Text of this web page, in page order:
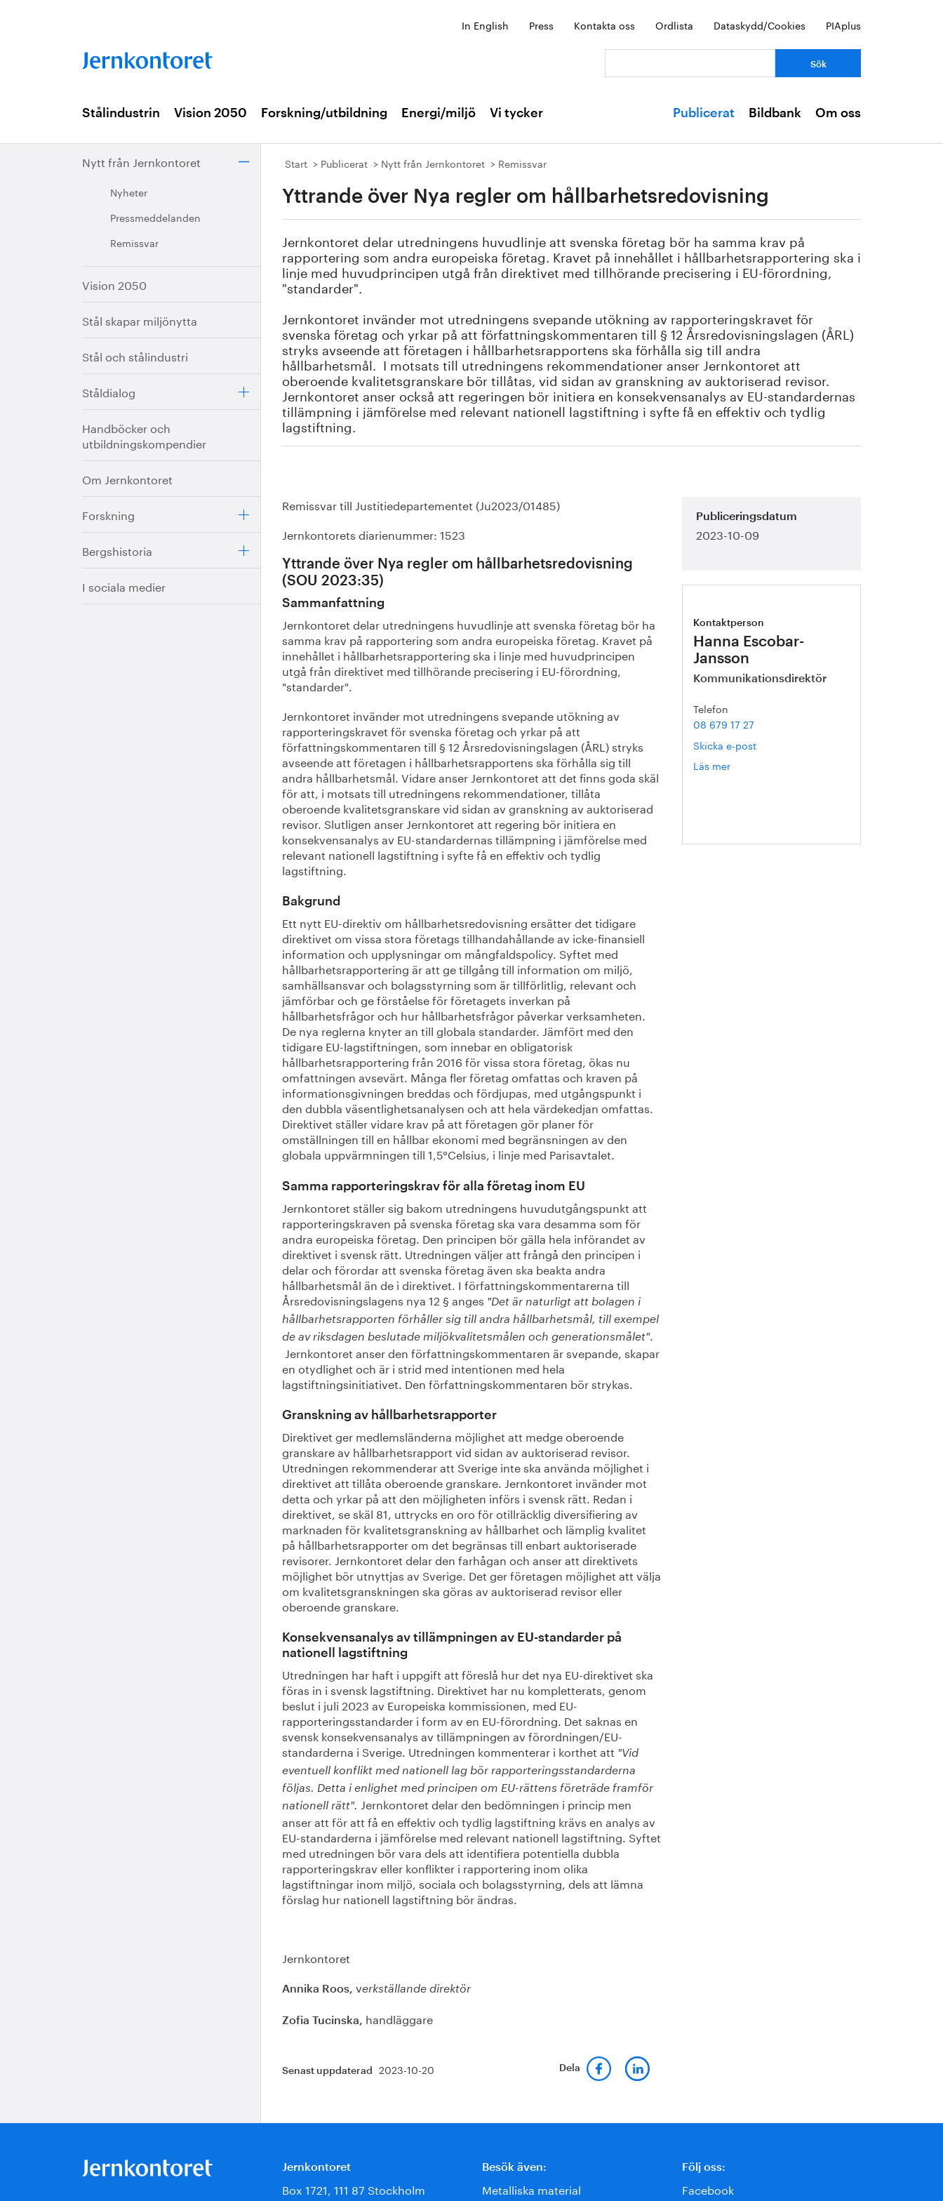
In English Press Kontakta oss Ordlista Dataskydd/Cookies PIAplus
Stålindustrin Vision 2050 Forskning/utbildning Energi/miljö Vi tycker Publicerat Bildbank Om oss
Nytt från Jernkontoret
Nyheter
Pressmeddelanden
Remissvar
Vision 2050
Stål skapar miljönytta
Stål och stålindustri
Ståldialog
Handböcker och
utbildningskompendier
Om Jernkontoret
Forskning
Bergshistoria
I sociala medier
Start Publicerat Nytt från Jernkontoret Remissvar
Yttrande över Nya regler om hållbarhetsredovisning
Jernkontoret delar utredningens huvudlinje att svenska företag bör ha samma krav på
rapportering som andra europeiska företag. Kravet på innehållet i hållbarhetsrapportering ska i
linje med huvudprincipen utgå från direktivet med tillhörande precisering i EU-förordning,
"standarder".
Jernkontoret invänder mot utredningens svepande utökning av rapporteringskravet för
svenska företag och yrkar på att författningskommentaren till § 12 Årsredovisningslagen (ÅRL)
stryks avseende att företagen i hållbarhetsrapportens ska förhålla sig till andra
hållbarhetsmål. I motsats till utredningens rekommendationer anser Jernkontoret att
oberoende kvalitetsgranskare bör tillåtas, vid sidan av granskning av auktoriserad revisor.
Jernkontoret anser också att regeringen bör initiera en konsekvensanalys av EU-standardernas
tillämpning i jämförelse med relevant nationell lagstiftning i syfte få en effektiv och tydlig
lagstiftning.
Remissvar till Justitiedepartementet (Ju2023/01485)
Jernkontorets diarienummer: 1523
Yttrande över Nya regler om hållbarhetsredovisning
(SOU 2023:35)
Sammanfattning
Jernkontoret delar utredningens huvudlinje att svenska företag bör ha
samma krav på rapportering som andra europeiska företag. Kravet på
innehållet i hållbarhetsrapportering ska i linje med huvudprincipen
utgå från direktivet med tillhörande precisering i EU-förordning,
"standarder".
Jernkontoret invänder mot utredningens svepande utökning av
rapporteringskravet för svenska företag och yrkar på att
författningskommentaren till § 12 Årsredovisningslagen (ÅRL) stryks
avseende att företagen i hållbarhetsrapportens ska förhålla sig till
andra hållbarhetsmål. Vidare anser Jernkontoret att det finns goda skäl
för att, i motsats till utredningens rekommendationer, tillåta
oberoende kvalitetsgranskare vid sidan av granskning av auktoriserad
revisor. Slutligen anser Jernkontoret att regering bör initiera en
konsekvensanalys av EU-standardernas tillämpning i jämförelse med
relevant nationell lagstiftning i syfte få en effektiv och tydlig
lagstiftning.
Bakgrund
Ett nytt EU-direktiv om hållbarhetsredovisning ersätter det tidigare
direktivet om vissa stora företags tillhandahållande av icke-finansiell
information och upplysningar om mångfaldspolicy. Syftet med
hållbarhetsrapportering är att ge tillgång till information om miljö,
samhällsansvar och bolagsstyrning som är tillförlitlig, relevant och
jämförbar och ge förståelse för företagets inverkan på
hållbarhetsfrågor och hur hållbarhetsfrågor påverkar verksamheten.
De nya reglerna knyter an till globala standarder. Jämfört med den
tidigare EU-lagstiftningen, som innebar en obligatorisk
hållbarhetsrapportering från 2016 för vissa stora företag, ökas nu
omfattningen avsevärt. Många fler företag omfattas och kraven på
informationsgivningen breddas och fördjupas, med utgångspunkt i
den dubbla väsentlighetsanalysen och att hela värdekedjan omfattas.
Direktivet ställer vidare krav på att företagen gör planer för
omställningen till en hållbar ekonomi med begränsningen av den
globala uppvärmningen till 1,5°Celsius, i linje med Parisavtalet.
Samma rapporteringskrav för alla företag inom EU
Jernkontoret ställer sig bakom utredningens huvudutgångspunkt att
rapporteringskraven på svenska företag ska vara desamma som för
andra europeiska företag. Den principen bör gälla hela införandet av
direktivet i svensk rätt. Utredningen väljer att frångå den principen i
delar och förordar att svenska företag även ska beakta andra
hållbarhetsmål än de i direktivet. I författningskommentarerna till
Årsredovisningslagens nya 12 § anges "Det är naturligt att bolagen i
hållbarhetsrapporten förhåller sig till andra hållbarhetsmål, till exempel
de av riksdagen beslutade miljökvalitetsmålen och generationsmålet".
Jernkontoret anser den författningskommentaren är svepande, skapar
en otydlighet och är i strid med intentionen med hela
lagstiftningsinitiativet. Den författningskommentaren bör strykas.
Granskning av hållbarhetsrapporter
Direktivet ger medlemsländerna möjlighet att medge oberoende
granskare av hållbarhetsrapport vid sidan av auktoriserad revisor.
Utredningen rekommenderar att Sverige inte ska använda möjlighet i
direktivet att tillåta oberoende granskare. Jernkontoret invänder mot
detta och yrkar på att den möjligheten införs i svensk rätt. Redan i
direktivet, se skäl 81, uttrycks en oro för otillräcklig diversifiering av
marknaden för kvalitetsgranskning av hållbarhet och lämplig kvalitet
på hållbarhetsrapporter om det begränsas till enbart auktoriserade
revisorer. Jernkontoret delar den farhågan och anser att direktivets
möjlighet bör utnyttjas av Sverige. Det ger företagen möjlighet att välja
om kvalitetsgranskningen ska göras av auktoriserad revisor eller
oberoende granskare.
Konsekvensanalys av tillämpningen av EU-standarder på
nationell lagstiftning
Utredningen har haft i uppgift att föreslå hur det nya EU-direktivet ska
föras in i svensk lagstiftning. Direktivet har nu kompletterats, genom
beslut i juli 2023 av Europeiska kommissionen, med EU-
rapporteringsstandarder i form av en EU-förordning. Det saknas en
svensk konsekvensanalys av tillämpningen av förordningen/EU-
standarderna i Sverige. Utredningen kommenterar i korthet att "Vid
eventuell konflikt med nationell lag bör rapporteringsstandarderna
följas. Detta i enlighet med principen om EU-rättens företräde framför
nationell rätt".
Jernkontoret delar den bedömningen i princip men
anser att för att få en effektiv och tydlig lagstiftning krävs en analys av
EU-standarderna i jämförelse med relevant nationell lagstiftning. Syftet
med utredningen bör vara dels att identifiera potentiella dubbla
rapporteringskrav eller konflikter i rapportering inom olika
lagstiftningar inom miljö, sociala och bolagsstyrning, dels att lämna
förslag hur nationell lagstiftning bör ändras.
Jernkontoret
Annika Roos, verkställande direktör
Zofia Tucinska, handläggare
Senast uppdaterad 2023-10-20 Dela
Publiceringsdatum
2023-10-09
Kontaktperson
Hanna Escobar-
Jansson
Kommunikationsdirektör
Telefon
08 679 17 27
Skicka e-post
Läs mer
Jernkontoret
Box 1721, 111 87 Stockholm
Besök även:
Metalliska material
Följ oss:
Facebook